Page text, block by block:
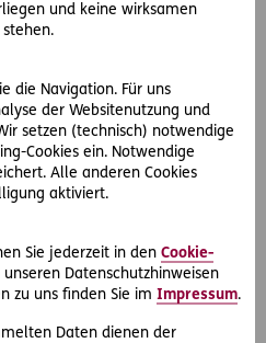
und keine wirksamen
die Navigation. Für uns
der Websitenutzung und
setzen (technisch) notwendige
Cookies ein. Notwendige
Alle anderen Cookies
aktiviert.
Sie jederzeit in den Cookie-
unseren Datenschutzhinweisen
zu uns finden Sie im Impressum.
Daten dienen der
aus, dass sie nur die Rechnung
bezahlen muss.
des Importeurs können
werden.
Experten oft hilflos
Rechtsschutzinkludiert. So
Unterstützung